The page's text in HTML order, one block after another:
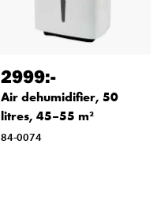
2999:-
Air dehumidifier, 50
litres, 45–55 m²
84-0074